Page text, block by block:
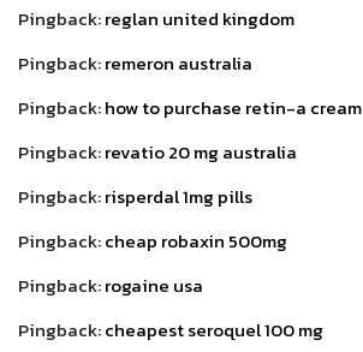
Pingback:reglan united kingdom
Pingback:remeron australia
Pingback:how to purchase retin-a cream
Pingback:revatio 20 mg australia
Pingback:risperdal 1mg pills
Pingback:cheap robaxin 500mg
Pingback:rogaine usa
Pingback:cheapest seroquel 100 mg